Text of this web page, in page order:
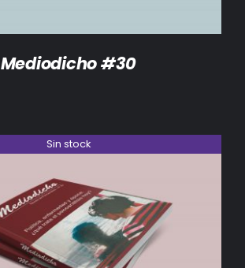
Mediodicho #30
Sin stock
DETALLES